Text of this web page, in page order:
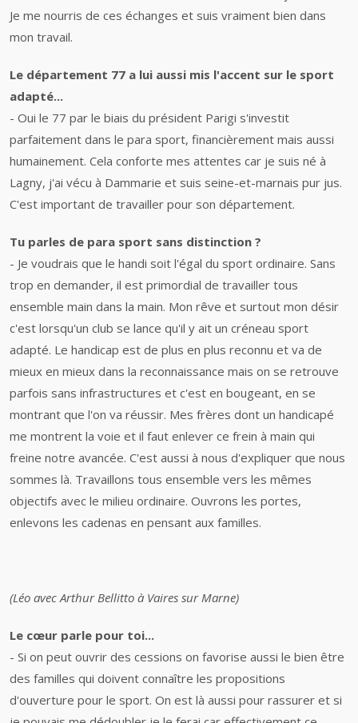
Je me nourris de ces échanges et suis vraiment bien dans
mon travail.
Le département 77 a lui aussi mis l'accent sur le sport
adapté...
- Oui le 77 par le biais du président Parigi s'investit
parfaitement dans le para sport, financièrement mais aussi
humainement. Cela conforte mes attentes car je suis né à
Lagny, j'ai vécu à Dammarie et suis seine-et-marnais pur jus.
C'est important de travailler pour son département.
Tu parles de para sport sans distinction ?
- Je voudrais que le handi soit l'égal du sport ordinaire. Sans
trop en demander, il est primordial de travailler tous
ensemble main dans la main. Mon rêve et surtout mon désir
c'est lorsqu'un club se lance qu'il y ait un créneau sport
adapté. Le handicap est de plus en plus reconnu et va de
mieux en mieux dans la reconnaissance mais on se retrouve
parfois sans infrastructures et c'est en bougeant, en se
montrant que l'on va réussir. Mes frères dont un handicapé
me montrent la voie et il faut enlever ce frein à main qui
freine notre avancée. C'est aussi à nous d'expliquer que nous
sommes là. Travaillons tous ensemble vers les mêmes
objectifs avec le milieu ordinaire. Ouvrons les portes,
enlevons les cadenas en pensant aux familles.
(Léo avec Arthur Bellitto à Vaires sur Marne)
Le cœur parle pour toi...
- Si on peut ouvrir des cessions on favorise aussi le bien être
des familles qui doivent connaître les propositions
d'ouverture pour le sport. On est là aussi pour rassurer et si